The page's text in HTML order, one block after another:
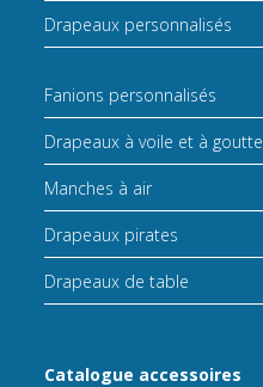
Drapeaux personnalisés
Fanions personnalisés
Drapeaux à voile et à goutte
Manches à air
Drapeaux pirates
Drapeaux de table
Catalogue accessoires